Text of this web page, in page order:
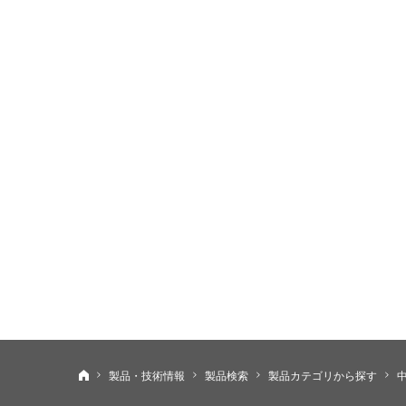
ニデックテクノモータ株式会社
製品・技術情報 製品検索 製品カテゴリから探す